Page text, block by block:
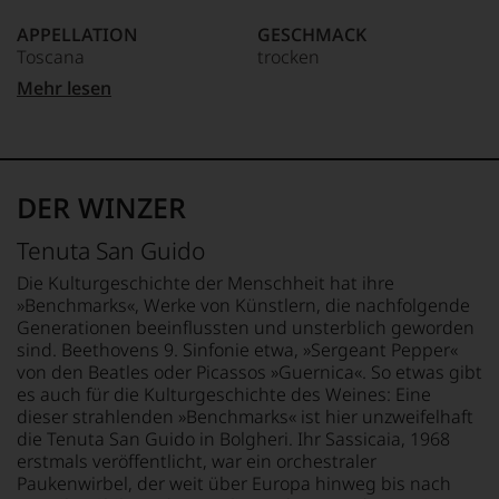
um
zu
unterstreichen,
auf
Niveau
unsere
Weinselektion
bewegt.
Das
aber
genügt
uns
nicht
mehr.
Wir
haben
festgestellt,
dass
manch
eine
an
der
Universität
von
durch
Vater
er
aber
vor
allen
Dingen
nach
1978
zunehmend
der
Weinwelt
zu.
Unter 70 Punkte:
das
Thema
Wein
mit
auch
Spirituosen
behandelt
und
besprochen.
Daneben
gibt
es
einen
Weinführer
und
selbstverständlich
auch
Weinbewertungen.
APPELLATION
Toscana
REBSORTEN
16 °C
ALKOHOLGEHALT
13,5 % Vol.
LAGERPOTENTIAL
2035
VERSCHLUSS
Naturkorken
GESCHMACK
trocken
FETT
0 g
davon Zucker: 0 g
EIWEISS
0 g
SALZ
0 g
Mehr lesen
DER WINZER
Tenuta San Guido
Die Kulturgeschichte der Menschheit hat ihre
»Benchmarks«, Werke von Künstlern, die nachfolgende
Generationen beeinflussten und unsterblich geworden
sind. Beethovens 9. Sinfonie etwa, »Sergeant Pepper«
von den Beatles oder Picassos »Guernica«. So etwas gibt
es auch für die Kulturgeschichte des Weines: Eine
dieser strahlenden »Benchmarks« ist hier unzweifelhaft
die Tenuta San Guido in Bolgheri. Ihr Sassicaia, 1968
erstmals veröffentlicht, war ein orchestraler
Paukenwirbel, der weit über Europa hinweg bis nach